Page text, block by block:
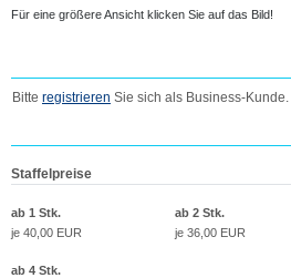
Für eine größere Ansicht klicken Sie auf das Bild!
Bitte registrieren Sie sich als Business-
Staffelpreise
ab 1 Stk.
je 40,00 EUR
ab 2 Stk.
je 36,00 EUR
ab 4 Stk.